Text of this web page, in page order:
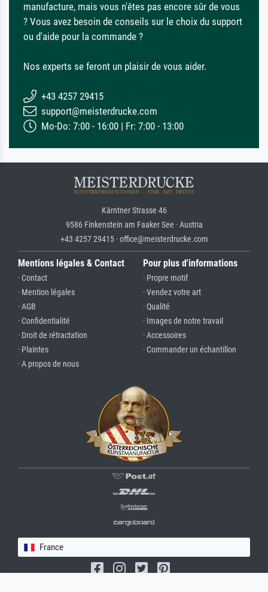
manufacture, mais vous n'êtes pas encore sûr de vous
? Vous avez besoin de conseils sur le choix du support
ou d'aide pour la commande ?
Nos experts se feront un plaisir de vous aider.
+43 4257 29415
support@meisterdrucke.com
Mo-Do: 7:00 - 16:00 | Fr: 7:00 - 13:00
Kärntner Strasse 46
9586 Finkenstein am Faaker See · Austria
+43 4257 29415 · office@meisterdrucke.com
Mentions légales & Contact
· Contact
· Mention légales
· AGB
· Confidentialité
· Droit de rétractation
· Plaintes
· A propos de nous
Pour plus d'informations
· Propre motif
· Vendez votre art
· Qualité
· Images de notre travail
· Accessoires
· Commander un échantillon
France